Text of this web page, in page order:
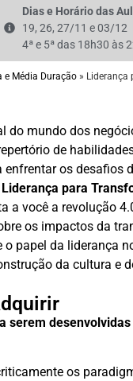
Dias e Horário das
19, 26, 27/11 e 03/12
4ª e 5ª das 18h30 às
e Média Duração » Liderança
do mundo dos
de
os desafios
Liderança para
a você a revolução
os impactos da
o papel da liderança
da cultura e
serem
os